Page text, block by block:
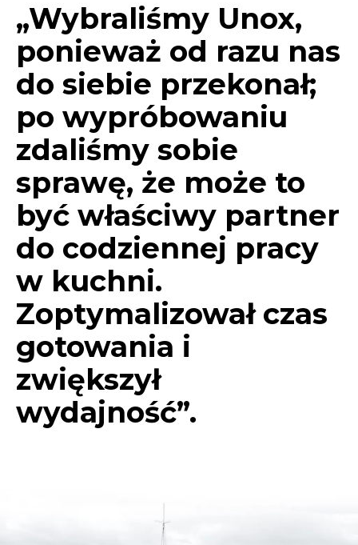
„Wybraliśmy Unox,
ponieważ od razu nas
do siebie przekonał;
po wypróbowaniu
zdaliśmy sobie
sprawę, że może to
być właściwy partner
do codziennej pracy
w kuchni.
Zoptymalizował czas
gotowania i
zwiększył
wydajność”.